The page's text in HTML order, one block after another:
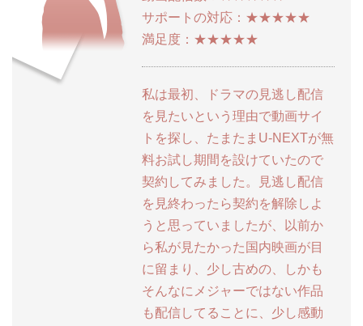
サポートの対応：★★★★★
満足度：★★★★★
私は最初、ドラマの見逃し配信
を見たいという理由で動画サイ
トを探し、たまたまU-NEXTが無
料お試し期間を設けていたので
契約してみました。見逃し配信
を見終わったら契約を解除しよ
うと思っていましたが、以前か
ら私が見たかった国内映画が目
に留まり、少し古めの、しかも
そんなにメジャーではない作品
も配信してることに、少し感動